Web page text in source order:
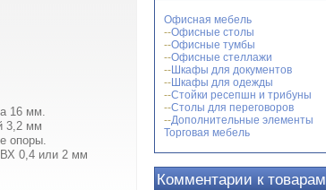
16 мм.
3,2 мм
опоры.
0,4 или 2 мм
Офисная мебель
Офисные столы
Офисные тумбы
Офисные стеллажи
Шкафы для документов
Шкафы для одежды
Стойки ресепшн и трибуны
Столы для переговоров
Дополнительные элементы
Торговая мебель
Комментарии к товарам